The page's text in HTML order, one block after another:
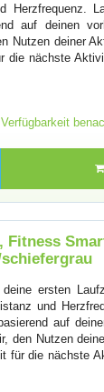
Herzfrequenz.
auf deinen
Nutzen deiner
die nächste
Fitness
ersten
und
auf
den Nutzen
für die nächste